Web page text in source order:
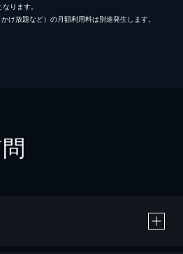
ります。
け放題など）の月額利用料は別途発生します。